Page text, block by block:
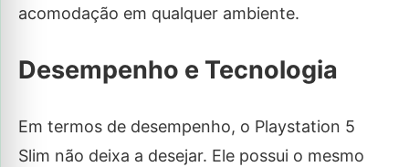
acomodação em qualquer ambiente.
Desempenho e Tecnologia
Em termos de desempenho, o Playstation 5
Slim não deixa a desejar. Ele possui o mesmo